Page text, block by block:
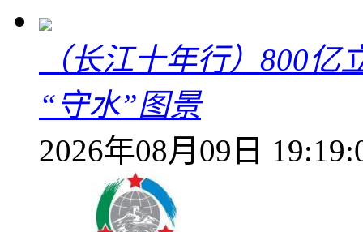
（长江十年行）800
“守水”图景
2026年08月09日